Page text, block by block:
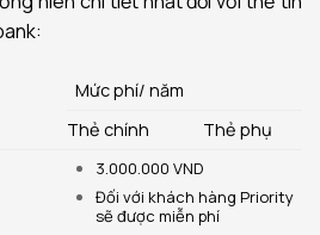
Mức phí/ năm
Thẻ chính
Thẻ phụ
3.000.000 VND
Đối với khách hàng Priority
sẽ được miễn phí